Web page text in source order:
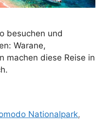
besuchen und
Warane,
machen diese Reise in
Nationalpark,